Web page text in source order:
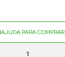
AJUDA PARA COMPRAR